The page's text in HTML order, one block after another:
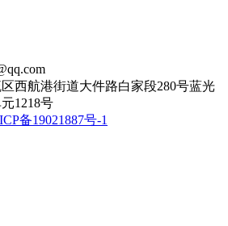
西航港街道大件路白家段280号蓝光
1218号
备19021887号-1